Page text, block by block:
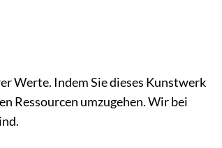
Werte. Indem Sie dieses Kunstwerk
Ressourcen umzugehen. Wir bei